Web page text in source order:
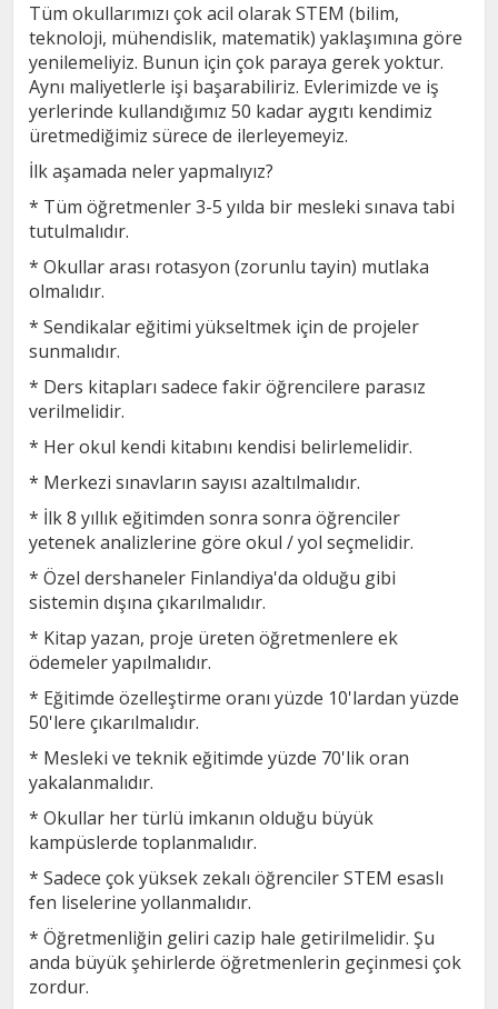
Tüm okullarımızı çok acil olarak STEM (bilim,
teknoloji, mühendislik, matematik) yaklaşımına göre
yenilemeliyiz. Bunun için çok paraya gerek yoktur.
Aynı maliyetlerle işi başarabiliriz. Evlerimizde ve iş
yerlerinde kullandığımız 50 kadar aygıtı kendimiz
üretmediğimiz sürece de ilerleyemeyiz.
İlk aşamada neler yapmalıyız?
* Tüm öğretmenler 3-5 yılda bir mesleki sınava tabi
tutulmalıdır.
* Okullar arası rotasyon (zorunlu tayin) mutlaka
olmalıdır.
* Sendikalar eğitimi yükseltmek için de projeler
sunmalıdır.
* Ders kitapları sadece fakir öğrencilere parasız
verilmelidir.
* Her okul kendi kitabını kendisi belirlemelidir.
* Merkezi sınavların sayısı azaltılmalıdır.
* İlk 8 yıllık eğitimden sonra sonra öğrenciler
yetenek analizlerine göre okul / yol seçmelidir.
* Özel dershaneler Finlandiya'da olduğu gibi
sistemin dışına çıkarılmalıdır.
* Kitap yazan, proje üreten öğretmenlere ek
ödemeler yapılmalıdır.
* Eğitimde özelleştirme oranı yüzde 10'lardan yüzde
50'lere çıkarılmalıdır.
* Mesleki ve teknik eğitimde yüzde 70'lik oran
yakalanmalıdır.
* Okullar her türlü imkanın olduğu büyük
kampüslerde toplanmalıdır.
* Sadece çok yüksek zekalı öğrenciler STEM esaslı
fen liselerine yollanmalıdır.
* Öğretmenliğin geliri cazip hale getirilmelidir. Şu
anda büyük şehirlerde öğretmenlerin geçinmesi çok
zordur.